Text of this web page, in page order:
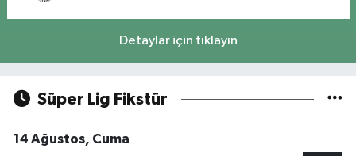
Detaylar için tıklayın
Süper Lig Fikstür
14 Ağustos, Cuma